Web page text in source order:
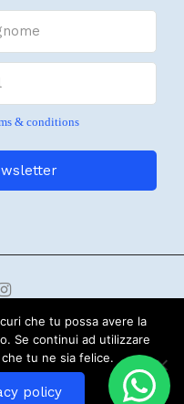
& conditions
PIVA 01452330093 -
SV | web: CREOSITI
By : XYZScripts.com
che tu possa avere la
Se continui ad utilizzare
tu ne sia felice.
policy